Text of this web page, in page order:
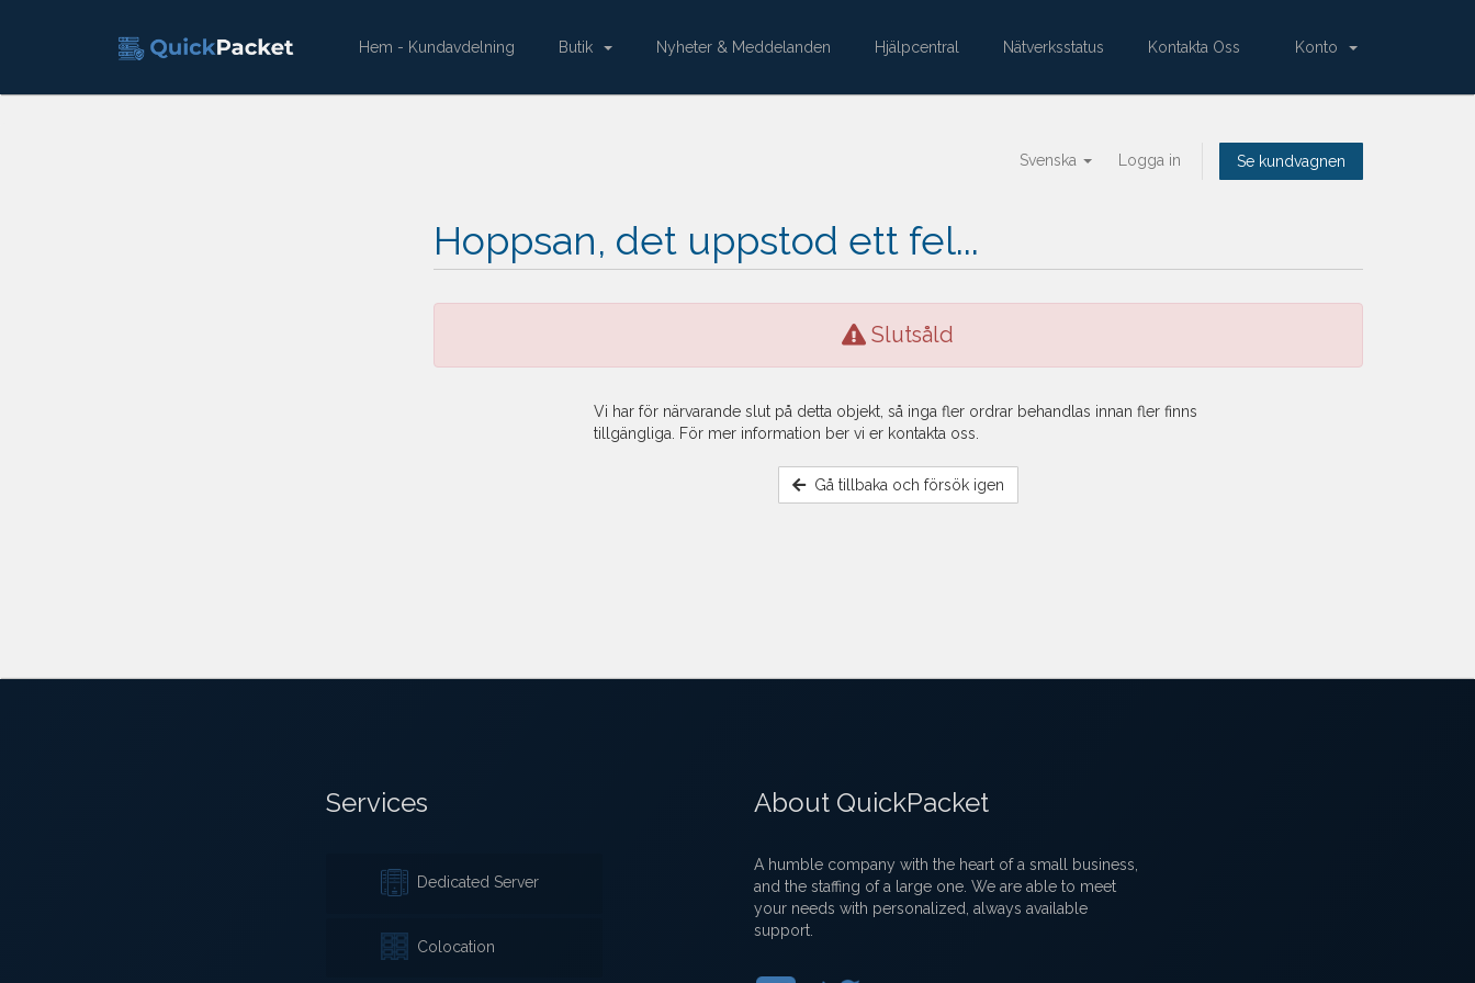
Hem - Kundavdelning Butik Nyheter & Meddelanden Hjälpcentral Nätverksstatus Kontakta Oss Konto
Svenska Logga in Se kundvagnen
Hoppsan, det uppstod ett fel...
Slutsåld
Vi har för närvarande slut på detta objekt, så inga fler ordrar behandlas innan fler finns
tillgängliga. För mer information ber vi er kontakta oss.
Gå tillbaka och försök igen
Services
Dedicated Server
Colocation
About QuickPacket
A humble company with the heart of a small business,
and the staffing of a large one. We are able to meet
your needs with personalized, always available
support.